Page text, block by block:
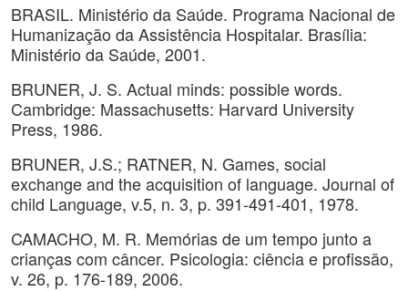
BRASIL. Ministério da Saúde. Programa Nacional de
Humanização da Assistência Hospitalar. Brasília:
Ministério da Saúde, 2001.
BRUNER, J. S. Actual minds: possible words.
Cambridge: Massachusetts: Harvard University
Press, 1986.
BRUNER, J.S.; RATNER, N. Games, social
exchange and the acquisition of language. Journal of
child Language, v.5, n. 3, p. 391-491-401, 1978.
CAMACHO, M. R. Memórias de um tempo junto a
crianças com câncer. Psicologia: ciência e profissão,
v. 26, p. 176-189, 2006.